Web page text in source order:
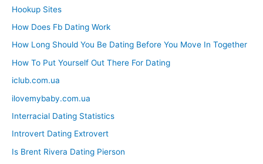
Hookup Sites
How Does Fb Dating Work
How Long Should You Be Dating Before You Move In Together
How To Put Yourself Out There For Dating
iclub.com.ua
ilovemybaby.com.ua
Interracial Dating Statistics
Introvert Dating Extrovert
Is Brent Rivera Dating Pierson